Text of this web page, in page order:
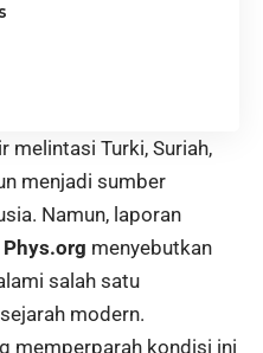
melintasi Turki, Suriah,
menjadi sumber
Namun, laporan
Phys.org menyebutkan
salah satu
modern.
memperparah kondisi ini